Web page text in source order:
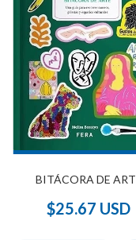
BITÁCORA DE
$25.67 USD